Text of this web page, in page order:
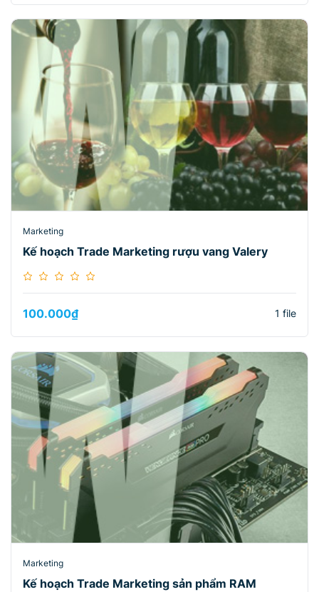
Marketing
Kế hoạch Trade Marketing rượu vang Valery
100.000₫ 1 file
Marketing
Kế hoạch Trade Marketing sản phẩm RAM